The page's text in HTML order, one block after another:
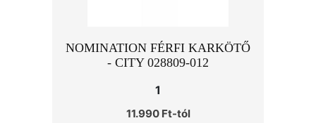
NOMINATION FÉRFI KARKÖTŐ
- CITY 028809-012
1
11.990 Ft-tól